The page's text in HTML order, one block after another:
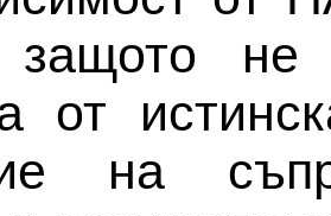
защото
от
на